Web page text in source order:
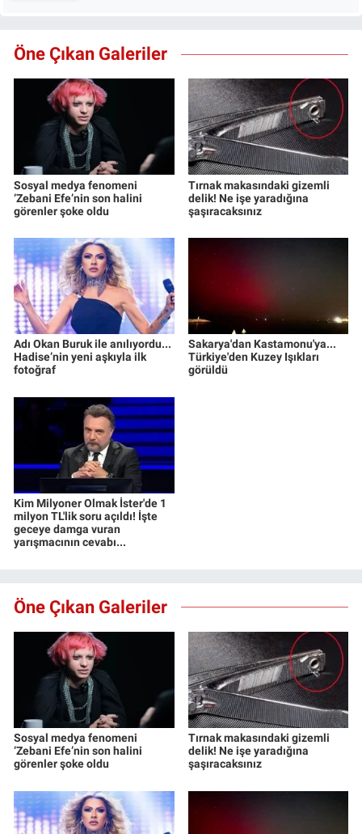
Öne Çıkan Galeriler
Sosyal medya fenomeni
‘Zebani Efe’nin son halini
görenler şoke oldu
Tırnak makasındaki gizemli
delik! Ne işe yaradığına
şaşıracaksınız
Adı Okan Buruk ile anılıyordu...
Hadise’nin yeni aşkıyla ilk
fotoğraf
Sakarya'dan Kastamonu'ya...
Türkiye'den Kuzey Işıkları
görüldü
Kim Milyoner Olmak İster'de 1
milyon TL'lik soru açıldı! İşte
geceye damga vuran
yarışmacının cevabı...
Öne Çıkan Galeriler
Sosyal medya fenomeni
‘Zebani Efe’nin son halini
görenler şoke oldu
Tırnak makasındaki gizemli
delik! Ne işe yaradığına
şaşıracaksınız